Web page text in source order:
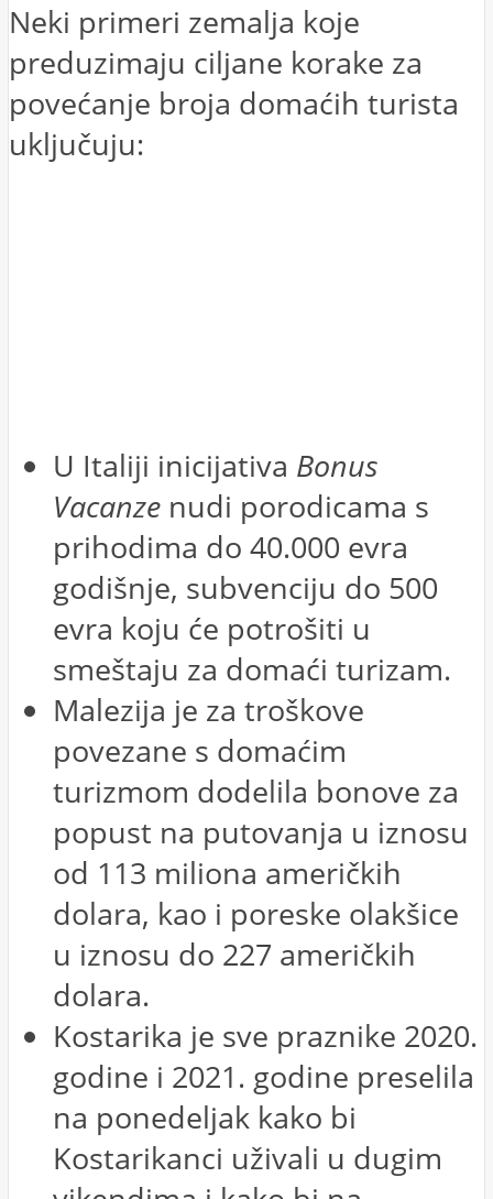
Neki primeri zemalja koje
preduzimaju ciljane korake za
povećanje broja domaćih turista
uključuju:
U Italiji inicijativa Bonus
Vacanze nudi porodicama s
prihodima do 40.000 evra
godišnje, subvenciju do 500
evra koju će potrošiti u
smeštaju za domaći turizam.
Malezija je za troškove
povezane s domaćim
turizmom dodelila bonove za
popust na putovanja u iznosu
od 113 miliona američkih
dolara, kao i poreske olakšice
u iznosu do 227 američkih
dolara.
Kostarika je sve praznike 2020.
godine i 2021. godine preselila
na ponedeljak kako bi
Kostarikanci uživali u dugim